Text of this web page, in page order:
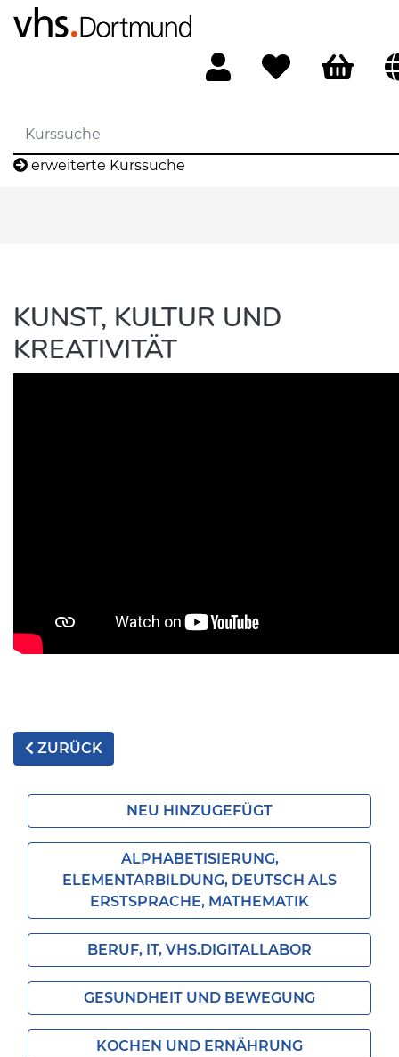
erweiterte Kurssuche
KUNST, KULTUR UND
KREATIVITÄT
ZURÜCK
NEU HINZUGEFÜGT
ALPHABETISIERUNG,
ELEMENTARBILDUNG, DEUTSCH ALS
ERSTSPRACHE, MATHEMATIK
BERUF, IT, VHS.DIGITALLABOR
GESUNDHEIT UND BEWEGUNG
KOCHEN UND ERNÄHRUNG